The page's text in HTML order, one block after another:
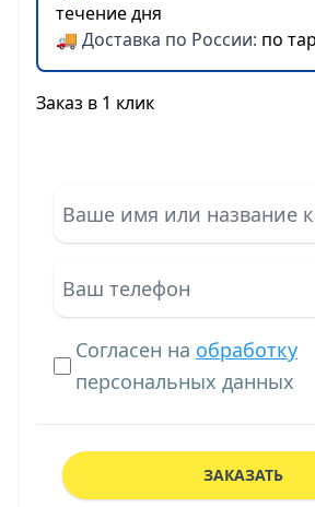
течение дня
🚚 Доставка по России: по
Заказ в 1 клик
Согласен на обработку
персональных данных
ЗАКАЗАТЬ